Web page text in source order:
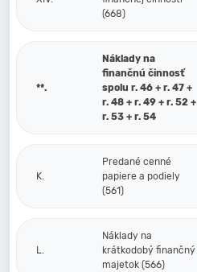
(668)
**.
Náklady na
finančnú činnosť
spolu r. 46 + r. 47 +
r. 48 + r. 49 + r. 52 +
r. 53 + r. 54
K.
Predané cenné
papiere a podiely
(561)
L.
Náklady na
krátkodobý finančný
majetok (566)